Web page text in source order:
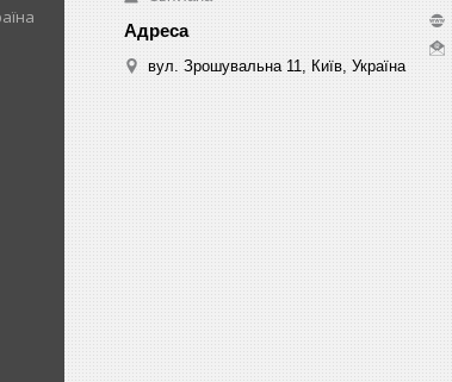
вул. Зрошувальна 11, Київ, Україна